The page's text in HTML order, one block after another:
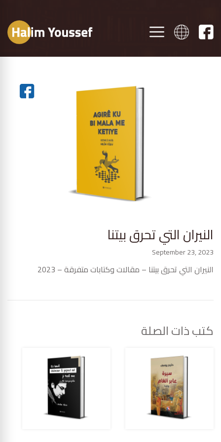
النيران التي تحرق بيتنا
September 23, 2023
النيران التي تحرق بيتنا – مقالات وكتابات متفرقة – 2023
كتب ذات الصلة